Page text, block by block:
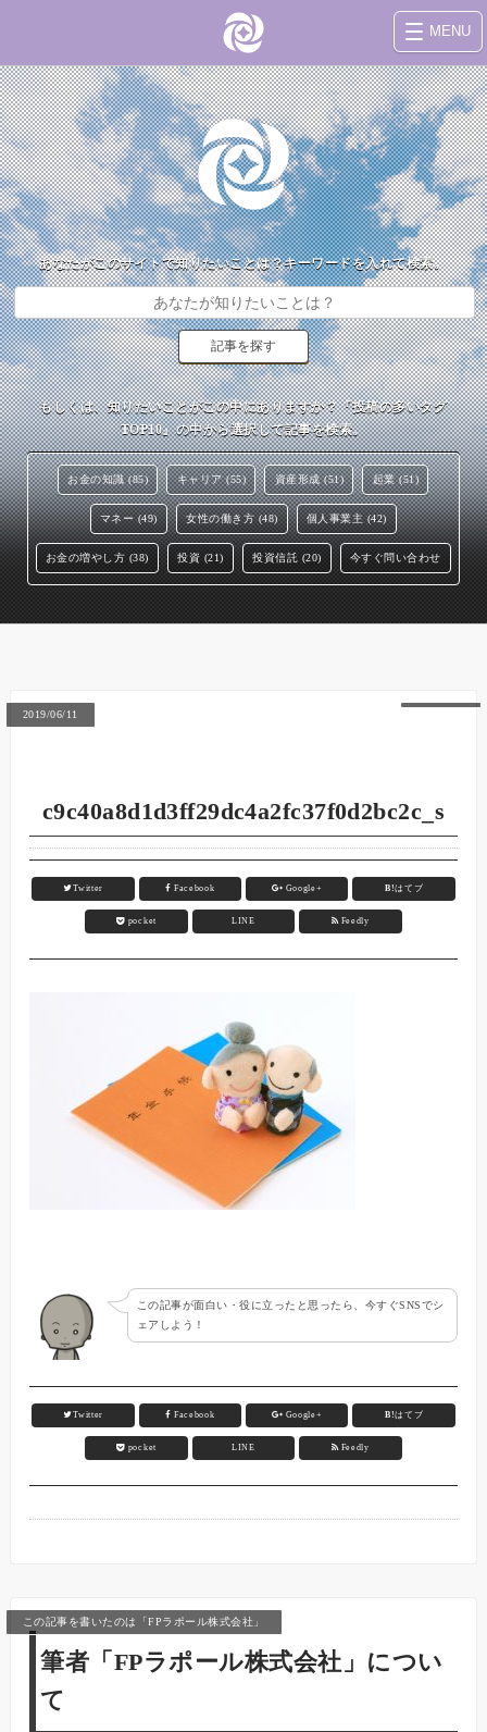
MENU
あなたがこのサイトで知りたいことは？キーワードを入れて検索。
もしくは、知りたいことがこの中にありますか？『投稿の多いタグ
TOP10』の中から選択して記事を検索。
お金の知識 (85) キャリア (55) 資産形成 (51) 起業 (51)
マネー (49) 女性の働き方 (48) 個人事業主 (42)
お金の増やし方 (38) 投資 (21) 投資信託 (20) 今すぐ問い合わせ
2019/06/11
c9c40a8d1d3ff29dc4a2fc37f0d2bc2c_s
Twitter Facebook Google+ B!はてブ
pocket LINE Feedly
この記事が面白い・役に立ったと思ったら、今すぐSNSでシ
ェアしよう！
Twitter Facebook Google+ B!はてブ
pocket LINE Feedly
この記事を書いたのは「FPラポール株式会社」
筆者「FPラポール株式会社」につい
て